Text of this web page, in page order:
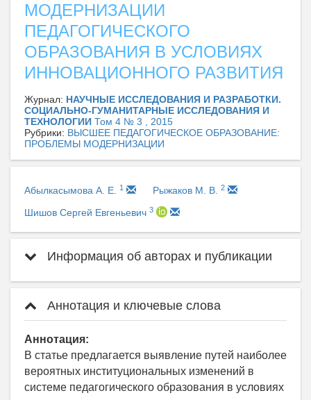
МОДЕРНИЗАЦИИ
ПЕДАГОГИЧЕСКОГО
ОБРАЗОВАНИЯ В УСЛОВИЯХ
ИННОВАЦИОННОГО РАЗВИТИЯ
Журнал: НАУЧНЫЕ ИССЛЕДОВАНИЯ И РАЗРАБОТКИ.
СОЦИАЛЬНО-ГУМАНИТАРНЫЕ ИССЛЕДОВАНИЯ И
ТЕХНОЛОГИИ Том 4 № 3 , 2015
Рубрики: ВЫСШЕЕ ПЕДАГОГИЧЕСКОЕ ОБРАЗОВАНИЕ:
ПРОБЛЕМЫ МОДЕРНИЗАЦИИ
Абылкасымова А. Е. 1 Рыжаков М. В. 2
Шишов Сергей Евгеньевич 3
Информация об авторах и публикации
Аннотация и ключевые слова
Аннотация:
В статье предлагается выявление путей наиболее
вероятных институциональных изменений в
системе педагогического образования в условиях